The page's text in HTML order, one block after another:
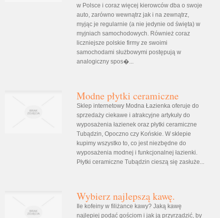
w Polsce i coraz więcej kierowców dba o swoje
auto, zarówno wewnątrz jak i na zewnątrz,
myjąc je regularnie (a nie jedynie od święta) w
myjniach samochodowych. Również coraz
liczniejsze polskie firmy ze swoimi
samochodami służbowymi postępują w
analogiczny spos�...
Modne płytki ceramiczne
Sklep internetowy Modna Łazienka oferuje do
sprzedaży ciekawe i atrakcyjne artykuły do
wyposażenia łazienek oraz płytki ceramiczne
Tubądzin, Opoczno czy Końskie. W sklepie
kupimy wszystko to, co jest niezbędne do
wyposażenia modnej i funkcjonalnej łazienki.
Płytki ceramiczne Tubądzin cieszą się zasłuże...
Wybierz najlepszą kawę.
Ile kofeiny w filiżance kawy? Jaką kawę
najlepiej podać gościom i jak ją przyrządzić, by